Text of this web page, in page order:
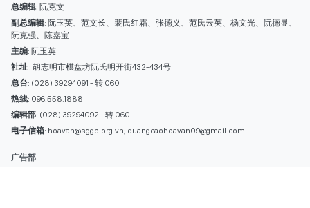
广告部
(028) 38334185
quangcaohoavan09@gmail.com;
类别